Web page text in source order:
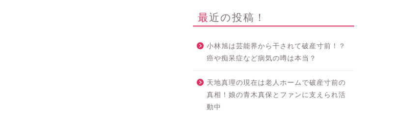
最近の投稿！
小林旭は芸能界から干されて破産寸前！？
癌や痴呆症など病気の噂は本当？
天地真理の現在は老人ホームで破産寸前の
真相！娘の青木真保とファンに支えられ活
動中